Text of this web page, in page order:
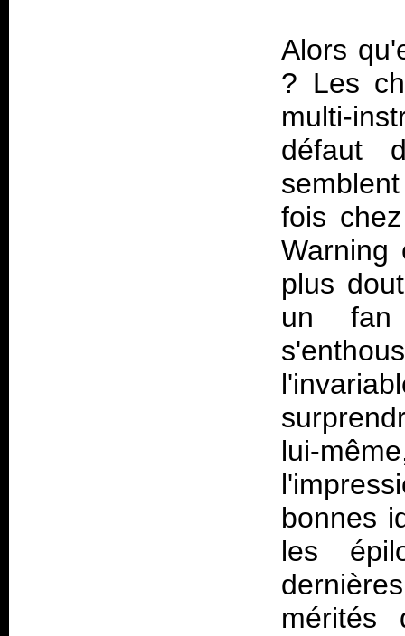
Alors
? Les
multi-
défaut
fois
Warning
plus
un fan
lui-
bonnes
les
mérités